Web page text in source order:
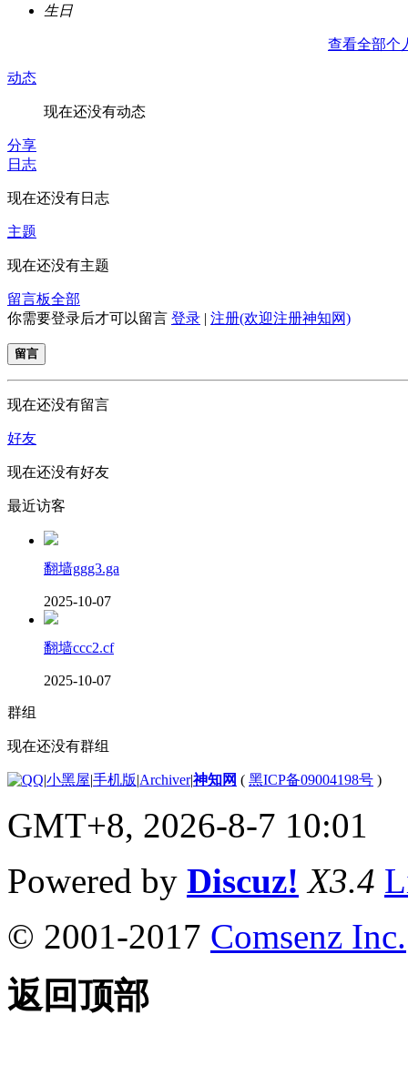
生日
查看全部个
动态
现在还没有动态
分享
日志
现在还没有日志
主题
现在还没有主题
留言板全部
你需要登录后才可以留言 登录 | 注册(欢迎注册神知网)
留言
现在还没有留言
好友
现在还没有好友
最近访客
翻墙ggg3.ga
2025-10-07
翻墙ccc2.cf
2025-10-07
群组
现在还没有群组
|小黑屋|手机版|Archiver|神知网 ( 黑ICP备09004198号 )
GMT+8, 2026-8-7 10:01
Powered by Discuz! X3.4
© 2001-2017 Comsenz Inc.
返回顶部